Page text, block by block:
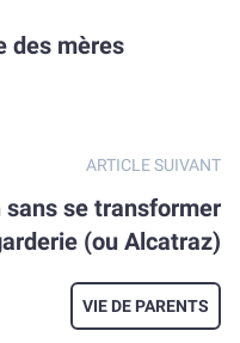
des mères
ARTICLE SUIVANT
(ou Alcatraz)
VIE DE PARENTS